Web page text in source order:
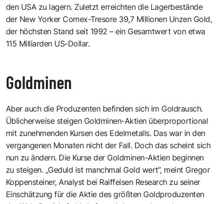
den USA zu lagern. Zuletzt erreichten die Lagerbestände
der New Yorker Comex-Tresore 39,7 Millionen Unzen Gold,
der höchsten Stand seit 1992 – ein Gesamtwert von etwa
115 Milliarden US-Dollar.
Goldminen
Aber auch die Produzenten befinden sich im Goldrausch.
Üblicherweise steigen Goldminen-Aktien überproportional
mit zunehmenden Kursen des Edelmetalls. Das war in den
vergangenen Monaten nicht der Fall. Doch das scheint sich
nun zu ändern. Die Kurse der Goldminen-Aktien beginnen
zu steigen. „Geduld ist manchmal Gold wert“, meint Gregor
Koppensteiner, Analyst bei Raiffeisen Research zu seiner
Einschätzung für die Aktie des größten Goldproduzenten